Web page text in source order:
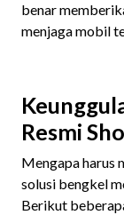
benar
menjaga mobil
Resmi
Mengapa harus
solusi bengkel
Berikut